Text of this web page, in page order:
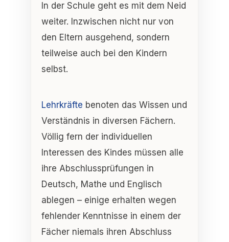
In der Schule geht es mit dem Neid
weiter. Inzwischen nicht nur von
den Eltern ausgehend, sondern
teilweise auch bei den Kindern
selbst.
Lehrkräfte benoten das Wissen und
Verständnis in diversen Fächern.
Völlig fern der individuellen
Interessen des Kindes müssen alle
ihre Abschlussprüfungen in
Deutsch, Mathe und Englisch
ablegen – einige erhalten wegen
fehlender Kenntnisse in einem der
Fächer niemals ihren Abschluss